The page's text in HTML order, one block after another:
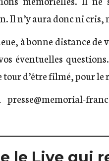
Il n’y aura donc ni cris,
à bonne distance de
éventuelles
d’être filmé, pour le
presse@memorial-